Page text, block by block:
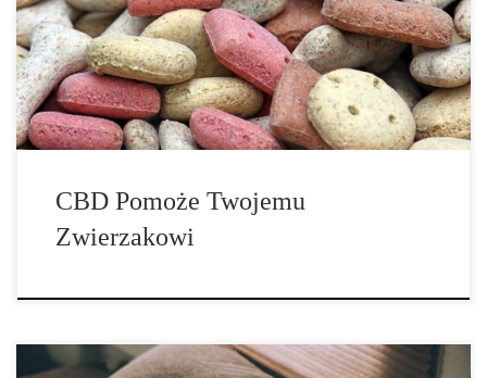
używa medycznej marihuany dla swoich kocich i psich towarzyszy.
Chociaż wciąż trwają badania dotyczące skuteczności marihuany
[…]
CBD Pomoże Twojemu
Zwierzakowi